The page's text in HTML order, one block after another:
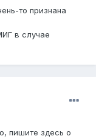
то признана
в случае
пишите здесь о